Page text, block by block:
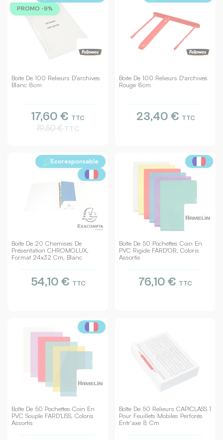
Boite De 100 Relieurs D'archives
Blanc 8cm
PROMO -9%
19,50 €TTC
17,60 € TTC
Boite De 100 Relieurs D'archives
Rouge 8cm
23,40 € TTC
Boite De 20 Chemises De
Présentation CHROMOLUX,
Format 24x32 Cm, Blanc
Ecoresponsable
54,10 € TTC
Boîte De 50 Pochettes Coin En
PVC Rigide FARD'OR, Coloris
Assortis
76,10 € TTC
Boîte De 50 Pochettes Coin En
PVC Souple FARD'LISS, Coloris
Assortis
Boîte De 50 Relieurs CAPICLASS 1
Pour Feuillets Mobiles Perforés
Entr'axe 8 Cm